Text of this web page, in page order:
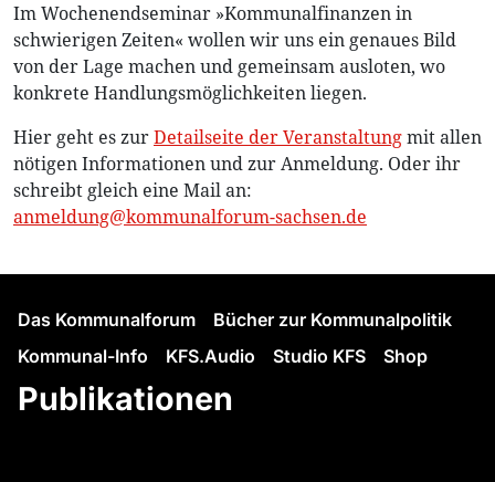
Im Wochenendseminar »Kommunalfinanzen in
schwierigen Zeiten« wollen wir uns ein genaues Bild
von der Lage machen und gemeinsam ausloten, wo
konkrete Handlungsmöglichkeiten liegen.
Hier geht es zurDetailseite der Veranstaltungmit allen
nötigen Informationen und zur Anmeldung. Oder ihr
schreibt gleich eine Mail an:
anmeldung@kommunalforum-sachsen.de
Das Kommunalforum
Bücher zur Kommunalpolitik
Kommunal-Info
KFS.Audio Studio KFS Shop
Publikationen